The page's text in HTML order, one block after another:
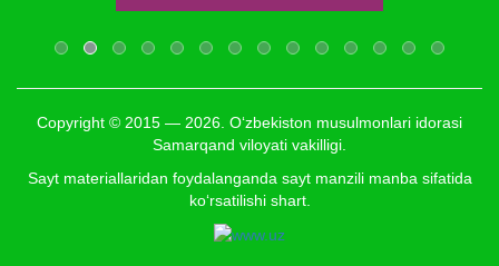
Copyright © 2015 — 2026. O‘zbekiston musulmonlari idorasi
Samarqand viloyati vakilligi.
Sayt materiallaridan foydalanganda sayt manzili manba sifatida
ko‘rsatilishi shart.